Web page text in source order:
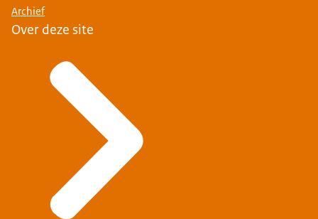
Archief
Over deze site